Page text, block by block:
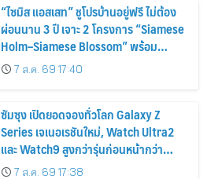
“ไซมิส แอสเสท” ชูโปรบ้านอยู่ฟรี ไม่ต้อง
ผ่อนนาน 3 ปี เจาะ 2 โครงการ “Siamese
Holm–Siamese Blossom” พร้อม
ส่วนลดและสิทธิพิเศษถึง 31 สิงหาคม
2569
7 ส.ค. 69 17:40
ซัมซุง เปิดยอดจองทั่วโลก Galaxy Z
Series เจเนอเรชันใหม่, Watch Ultra2
และ Watch9 สูงกว่ารุ่นก่อนหน้ากว่า
30%7 ส.ค. 69 17:38